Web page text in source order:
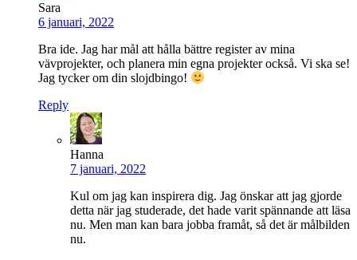
Sara
6 januari, 2022
Bra ide. Jag har mål att hålla bättre register av mina
vävprojekter, och planera min egna projekter också. Vi ska se!
Jag tycker om din slojdbingo!
Reply
Hanna
7 januari, 2022
Kul om jag kan inspirera dig. Jag önskar att jag gjorde
detta när jag studerade, det hade varit spännande att läsa
nu. Men man kan bara jobba framåt, så det är målbilden
nu.